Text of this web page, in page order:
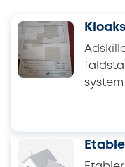
system